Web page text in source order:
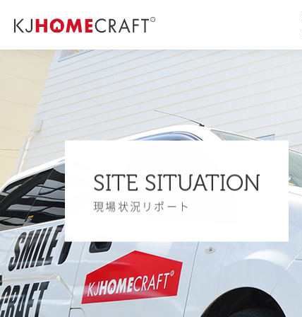
SITE SITUATION
現場状況リポート